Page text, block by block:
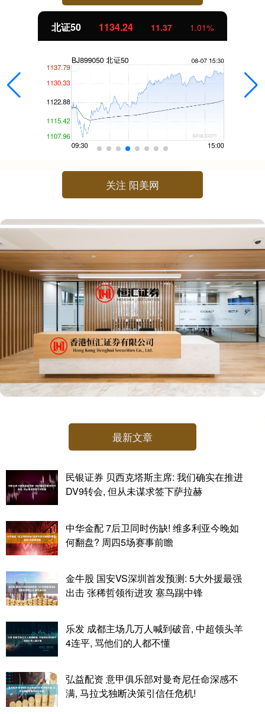
北证50 1134.24 11.37 1.01%
关注 阳美网
最新文章
民银证券 贝西克塔斯主席: 我们确实在推进
DV9转会, 但从未谋求签下萨拉赫
中华金配 7后卫同时伤缺! 维多利亚今晚如
何翻盘? 周四5场赛事前瞻
金牛股 国安VS深圳首发预测: 5大外援最强
出击 张稀哲领衔进攻 塞鸟踢中锋
乐发 成都主场几万人喊到破音, 中超领头羊
4连平, 骂他们的人都不懂
弘益配资 意甲俱乐部对曼奇尼任命深感不
满, 马拉戈独断决策引信任危机!